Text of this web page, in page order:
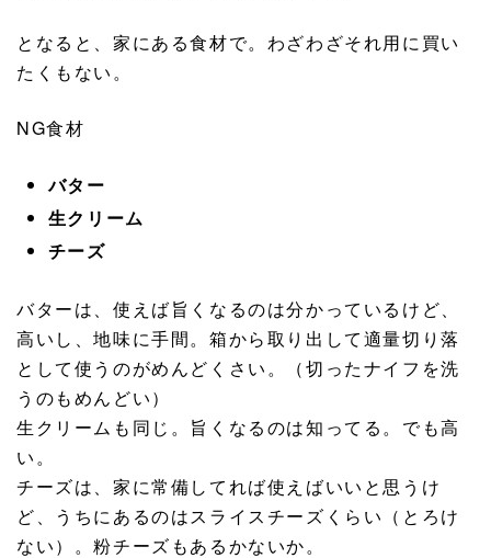
となると、家にある食材で。わざわざそれ用に買い
たくもない。
NG食材
バター
生クリーム
チーズ
バターは、使えば旨くなるのは分かっているけど、
高いし、地味に手間。箱から取り出して適量切り落
として使うのがめんどくさい。（切ったナイフを洗
うのもめんどい）
生クリームも同じ。旨くなるのは知ってる。でも高
い。
チーズは、家に常備してれば使えばいいと思うけ
ど、うちにあるのはスライスチーズくらい（とろけ
ない）。粉チーズもあるかないか。